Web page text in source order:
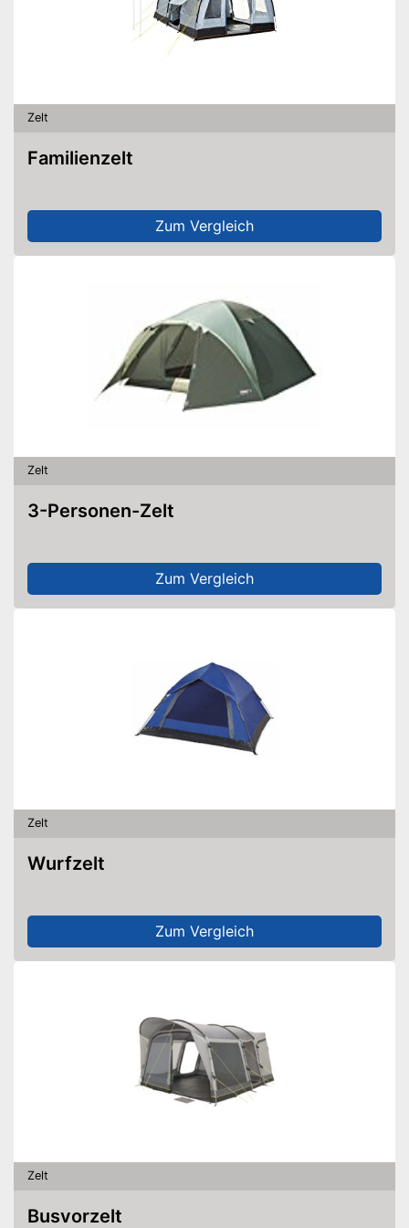
Amazon Lieferzeit
Zelt
Familienzelt
Zum Vergleich
Zelt
3-Personen-Zelt
Zum Vergleich
Zelt
Wurfzelt
Zum Vergleich
Zelt
Busvorzelt